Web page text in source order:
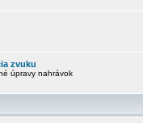
zvuku
úpravy nahrávok